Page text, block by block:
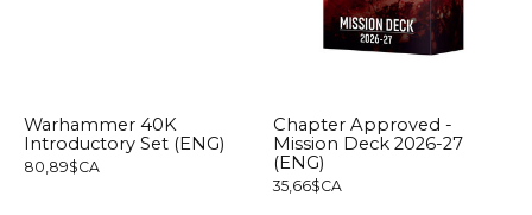
Warhammer 40K
Introductory Set (ENG)
80,89$CA
Chapter Approved -
Mission Deck 2026-27
(ENG)
35,66$CA